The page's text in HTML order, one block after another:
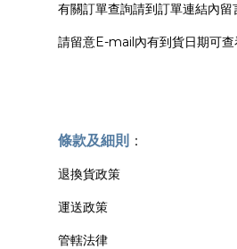
有關訂單查詢請到訂單連結內
請留意E-mail內有到貨日期可查
條款及細則 ：
退換貨政策
運送政策
管轄法律